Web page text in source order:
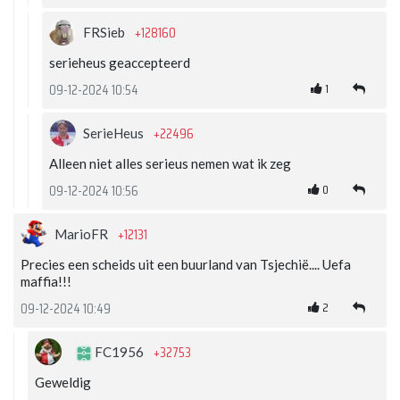
FRSieb +128160
serieheus geaccepteerd
09-12-2024 10:54 1
SerieHeus +22496
Alleen niet alles serieus nemen wat ik zeg
09-12-2024 10:56 0
MarioFR +12131
Precies een scheids uit een buurland van Tsjechië.... Uefa
maffia!!!
09-12-2024 10:49 2
FC1956 +32753
Geweldig